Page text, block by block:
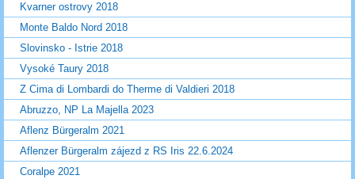
Kvarner ostrovy 2018
Monte Baldo Nord 2018
Slovinsko - Istrie 2018
Vysoké Taury 2018
Z Cima di Lombardi do Therme di Valdieri 2018
Abruzzo, NP La Majella 2023
Aflenz Bürgeralm 2021
Aflenzer Bürgeralm zájezd z RS Iris 22.6.2024
Coralpe 2021